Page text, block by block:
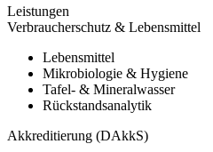
Leistungen
Verbraucherschutz & Lebensmittel
Lebensmittel
Mikrobiologie & Hygiene
Tafel- & Mineralwasser
Rückstandsanalytik
Akkreditierung (DAkkS)